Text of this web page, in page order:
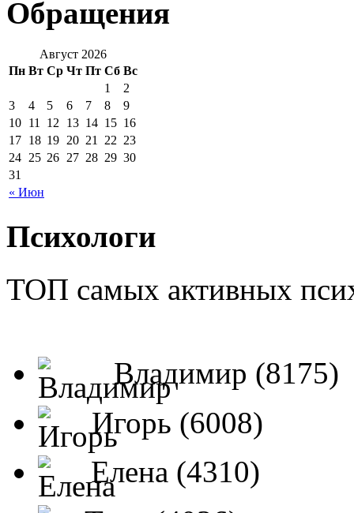
Обращения
Август 2026
Пн Вт Ср Чт Пт Сб Вс
« Июн
1
2
3
4 5 6 7 8
9
10 11 12 13 14 15 16
17 18 19 20 21 22 23
24 25 26 27 28 29 30
31
Психологи
ТОП самых активных
Владимир (8175)
Игорь (6008)
Елена (4310)